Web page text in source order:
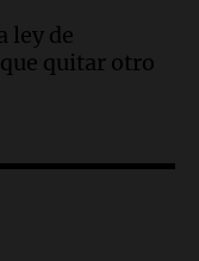
a la
Santa Cruz
ley de
quitar otro